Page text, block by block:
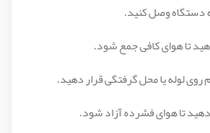
دستگاه وصل کنید.
تا هوای کافی جمع شود.
لوله یا محل گرفتگی قرار دهید.
تا هوای فشرده آزاد شود.